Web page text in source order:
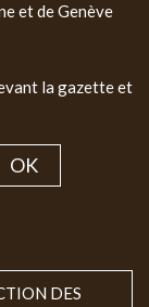
et de Genève
la gazette et
OK
DES